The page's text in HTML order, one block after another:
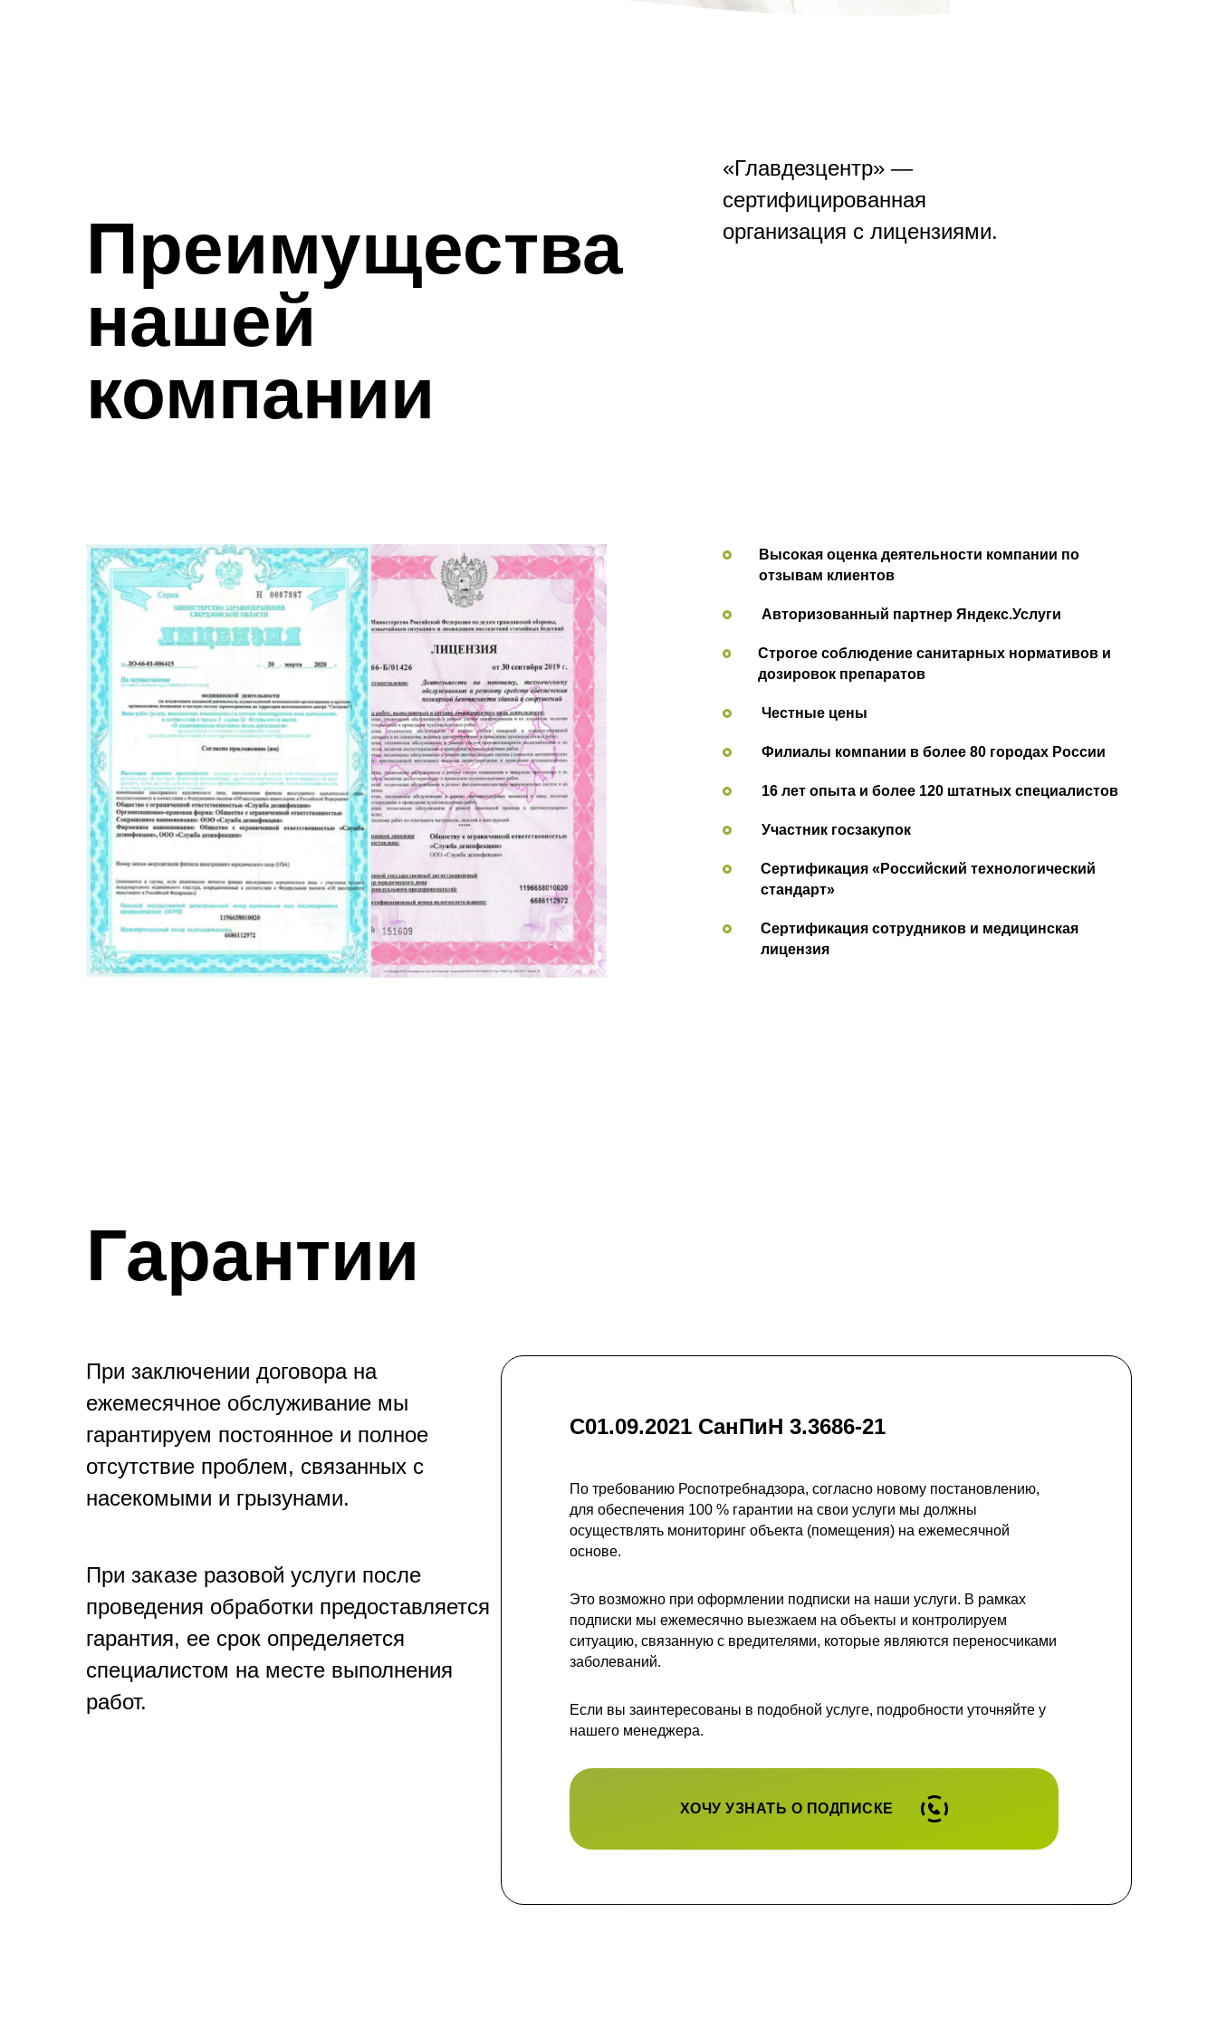
Преимущества
нашей
компании
«Главдезцентр» —
сертифицированная
организация с лицензиями.
Высокая оценка деятельности компании по
отзывам клиентов
Авторизованный партнер Яндекс.Услуги
Строгое соблюдение санитарных нормативов и
дозировок препаратов
Честные цены
Филиалы компании в более 80 городах России
16 лет опыта и более 120 штатных специалистов
Участник госзакупок
Сертификация «Российский технологический
стандарт»
Сертификация сотрудников и медицинская
лицензия
Гарантии
При заключении договора на
ежемесячное обслуживание мы
гарантируем постоянное и полное
отсутствие проблем, связанных с
насекомыми и грызунами.
При заказе разовой услуги после
проведения обработки предоставляется
гарантия, ее срок определяется
специалистом на месте выполнения
работ.
С01.09.2021 СанПиН 3.3686-21
По требованию Роспотребнадзора, согласно новому постановлению,
для обеспечения 100 % гарантии на свои услуги мы должны
осуществлять мониторинг объекта (помещения) на ежемесячной
основе.
Это возможно при оформлении подписки на наши услуги. В рамках
подписки мы ежемесячно выезжаем на объекты и контролируем
ситуацию, связанную с вредителями, которые являются переносчиками
заболеваний.
Если вы заинтересованы в подобной услуге, подробности уточняйте у
нашего менеджера.
ХОЧУ УЗНАТЬ О ПОДПИСКЕ